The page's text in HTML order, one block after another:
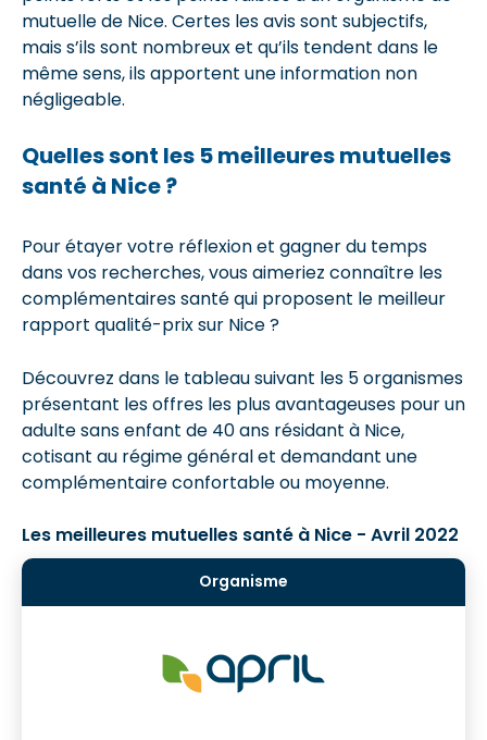
mutuelle de Nice. Certes les avis sont subjectifs,
mais s’ils sont nombreux et qu’ils tendent dans le
même sens, ils apportent une information non
négligeable.
Quelles sont les 5 meilleures mutuelles
santé à Nice ?
Pour étayer votre réflexion et gagner du temps
dans vos recherches, vous aimeriez connaître les
complémentaires santé qui proposent le meilleur
rapport qualité-prix sur Nice ?
Découvrez dans le tableau suivant les 5 organismes
présentant les offres les plus avantageuses pour un
adulte sans enfant de 40 ans résidant à Nice,
cotisant au régime général et demandant une
complémentaire confortable ou moyenne.
Les meilleures mutuelles santé à Nice - Avril 2022